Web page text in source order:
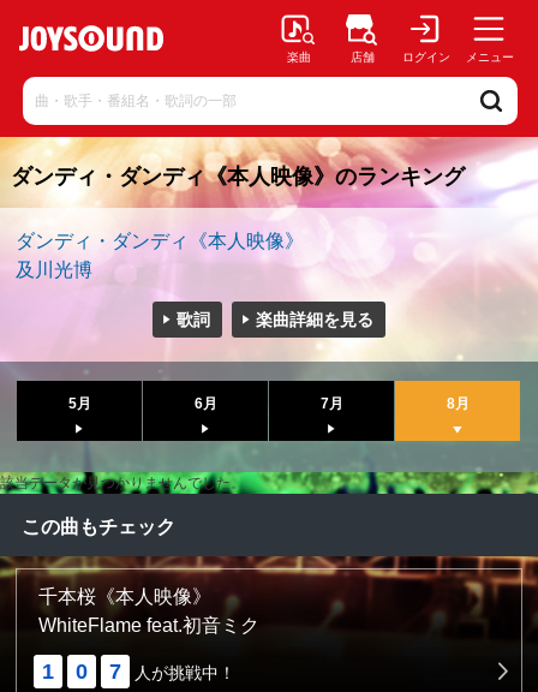
楽曲 店舗 ログイン メニュー
ダンディ・ダンディ《本人映像》のランキング
ダンディ・ダンディ《本人映像》
及川光博
歌詞 楽曲詳細を見る
5月 6月 7月 8月
該当データが見つかりませんでした。
この曲もチェック
千本桜《本人映像》
WhiteFlame feat.初音ミク
1 0 7 人が挑戦中！